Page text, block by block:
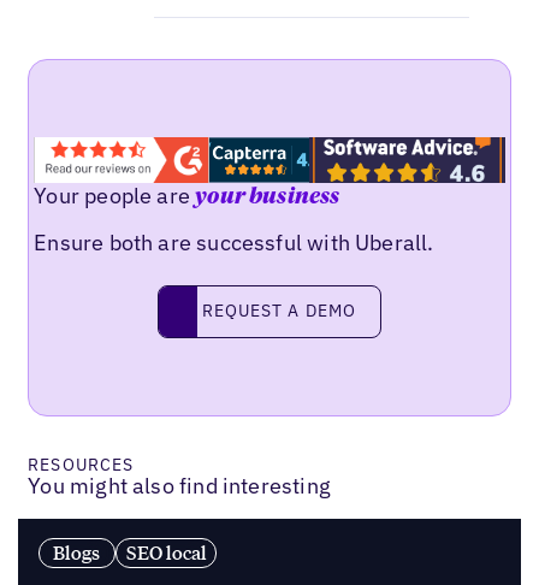
Your people areyour business
Ensure both are successful with Uberall.
Request a demo
REQUEST A DEMO
RESOURCES
You might also find interesting
Blogs SEO local